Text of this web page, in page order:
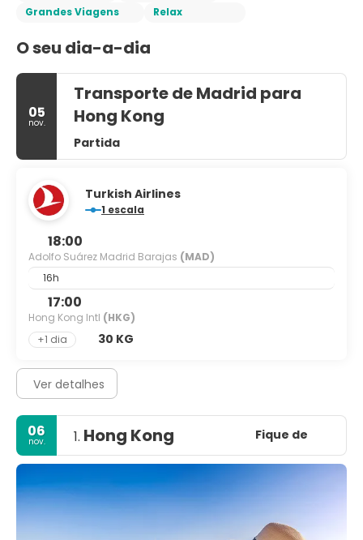
Grandes Viagens
Relax
O seu dia-a-dia
05
nov.
Transporte de Madrid para
Hong Kong
Partida
Turkish Airlines
1 escala
18:00
Adolfo Suárez Madrid Barajas (MAD)
16h
17:00
Hong Kong Intl (HKG)
+1 dia
30 KG
Ver detalhes
06
nov. 1. Hong Kong Fique de